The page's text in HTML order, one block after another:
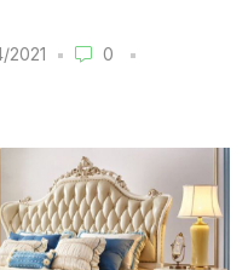
2021 0